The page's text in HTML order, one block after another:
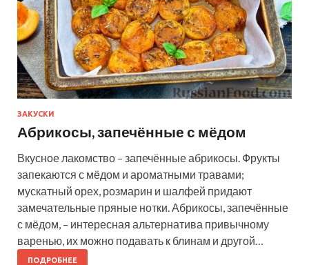
ЗАКУСКИ
Абрикосы, запечённые с мёдом
Вкусное лакомство – запечённые абрикосы. Фрукты
запекаются с мёдом и ароматными травами;
мускатный орех, розмарин и шалфей придают
замечательные пряные нотки. Абрикосы, запечённые
с мёдом, – интересная альтернатива привычному
варенью, их можно подавать к блинам и другой…
ПОДРОБНЕЕ